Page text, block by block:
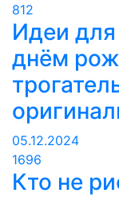
812
Идеи
днём
05.12.2024
1696
Кто не